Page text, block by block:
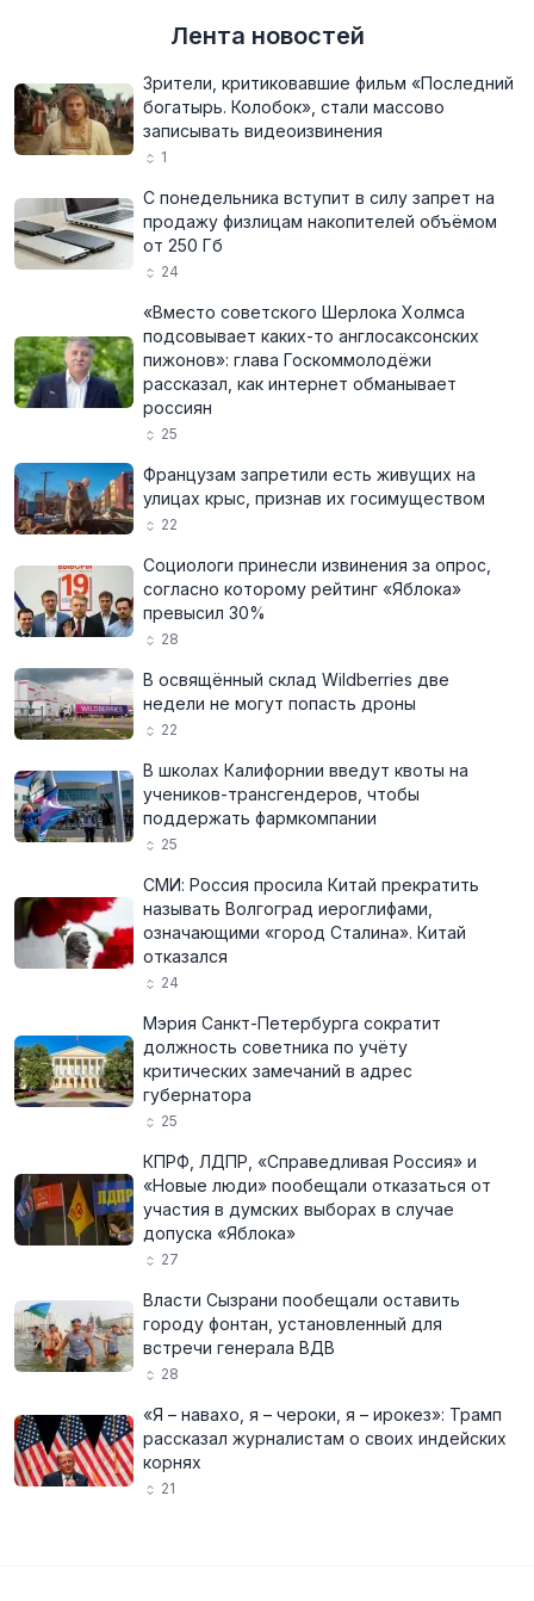
Лента новостей
Зрители, критиковавшие фильм «Последний
богатырь. Колобок», стали массово
записывать видеоизвинения
1
С понедельника вступит в силу запрет на
продажу физлицам накопителей объёмом
от 250 Гб
24
«Вместо советского Шерлока Холмса
подсовывает каких-то англосаксонских
пижонов»: глава Госкоммолодёжи
рассказал, как интернет обманывает
россиян
25
Французам запретили есть живущих на
улицах крыс, признав их госимуществом
22
Социологи принесли извинения за опрос,
согласно которому рейтинг «Яблока»
превысил 30%
28
В освящённый склад Wildberries две
недели не могут попасть дроны
22
В школах Калифорнии введут квоты на
учеников-трансгендеров, чтобы
поддержать фармкомпании
25
СМИ: Россия просила Китай прекратить
называть Волгоград иероглифами,
означающими «город Сталина». Китай
отказался
24
Мэрия Санкт-Петербурга сократит
должность советника по учёту
критических замечаний в адрес
губернатора
25
КПРФ, ЛДПР, «Справедливая Россия» и
«Новые люди» пообещали отказаться от
участия в думских выборах в случае
допуска «Яблока»
27
Власти Сызрани пообещали оставить
городу фонтан, установленный для
встречи генерала ВДВ
28
«Я – навахо, я – чероки, я – ирокез»: Трамп
рассказал журналистам о своих индейских
корнях
21